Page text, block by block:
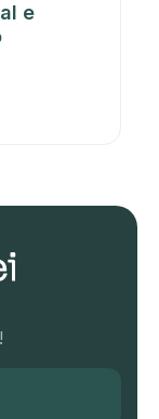
e